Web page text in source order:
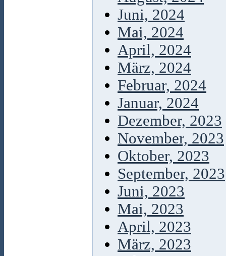
Juni, 2024
Mai, 2024
April, 2024
März, 2024
Februar, 2024
Januar, 2024
Dezember, 2023
November, 2023
Oktober, 2023
September, 2023
Juni, 2023
Mai, 2023
April, 2023
März, 2023